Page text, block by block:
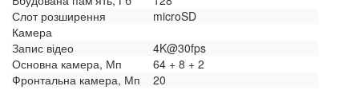
Слот розширення
microSD
Камера
Запис відео
4K@30fps
Основна камера, Мп
64 + 8 + 2
Фронтальна камера, Мп
20